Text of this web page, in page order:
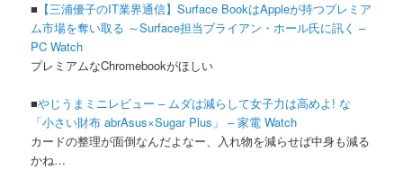
■ 【三浦優子のIT業界通信】Surface BookはAppleが持つプレミア
ム市場を奪い取る ～Surface担当ブライアン・ホール氏に訊く –
PC Watch
プレミアムなChromebookがほしい
■やじうまミニレビュー – ムダは減らして女子力は高めよ! な
「小さい財布 abrAsus×Sugar Plus」 – 家電 Watch
カードの整理が面倒なんだよなー、入れ物を減らせば中身も減る
かね…